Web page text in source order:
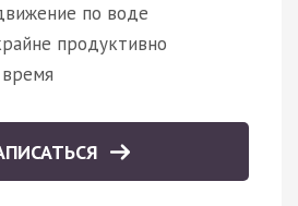
по воде
продуктивно